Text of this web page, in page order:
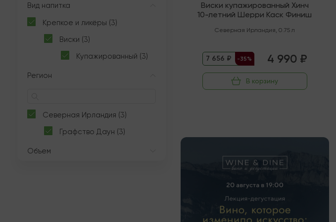
Вид напитка
Крепкое и ликёры (3)
Виски (3)
Купажированный (3)
Регион
Северная Ирландия (3)
Графство Даун (3)
Объем
Виски купажированный Хинч
10-летний Шерри Каск Финиш
Северная Ирландия, 0.75 л
7 656 ₽ -35% 4 990 ₽
В корзину